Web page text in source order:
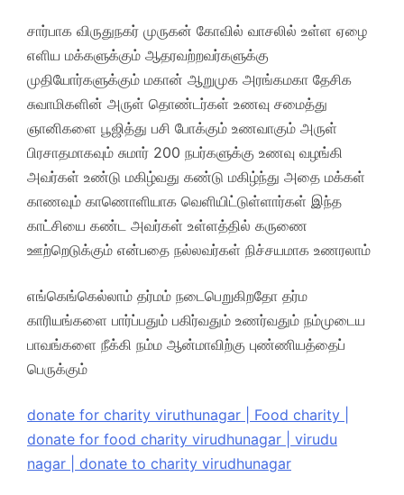
சார்பாக விருதுநகர் முருகன் கோவில் வாசலில் உள்ள ஏழை
எளிய மக்களுக்கும் ஆதரவற்றவர்களுக்கு
முதியோர்களுக்கும் மகான் ஆறுமுக அரங்கமகா தேசிக
சுவாமிகளின் அருள் தொண்டர்கள் உணவு சமைத்து
ஞானிகளை பூஜித்து பசி போக்கும் உணவாகும் அருள்
பிரசாதமாகவும் சுமார் 200 நபர்களுக்கு உணவு வழங்கி
அவர்கள் உண்டு மகிழ்வது கண்டு மகிழ்ந்து அதை மக்கள்
காணவும் காணொளியாக வெளியிட்டுள்ளார்கள் இந்த
காட்சியை கண்ட அவர்கள் உள்ளத்தில் கருணை
ஊற்றெடுக்கும் என்பதை நல்லவர்கள் நிச்சயமாக உணரலாம்
எங்கெங்கெல்லாம் தர்மம் நடைபெறுகிறதோ தர்ம
காரியங்களை பார்ப்பதும் பகிர்வதும் உணர்வதும் நம்முடைய
பாவங்களை நீக்கி நம்ம ஆன்மாவிற்கு புண்ணியத்தைப்
பெருக்கும்
donate for charity viruthunagar | Food charity |
donate for food charity virudhunagar | virudu
nagar | donate to charity virudhunagar